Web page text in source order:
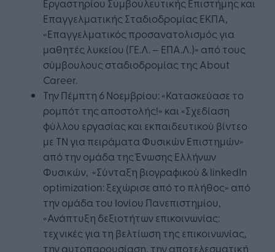
Εργαστηρίου Συμβουλευτικής Επιστήμης και
Επαγγελματικής Σταδιοδρομίας ΕΚΠΑ,
«Επαγγελματικός προσανατολισμός για
μαθητές λυκείου (ΓΕ.Λ. – ΕΠΑ.Λ.)» από τους
σύμβουλους σταδιοδρομίας της About
Career.
Την Πέμπτη 6 Νοεμβρίου: «Κατασκεύασε το
ρομπότ της αποστολής!» και «Σχεδίαση
φύλλου εργασίας και εκπαιδευτικού βίντεο
με ΤΝ για πειράματα Φυσικών Επιστημών»
από την ομάδα της Ένωσης Ελλήνων
Φυσικών, «Σύνταξη βιογραφικού & linkedIn
optimization: ξεχώρισε από το πλήθος» από
την ομάδα του Ιονίου Πανεπιστημίου,
«Ανάπτυξη δεξιοτήτων επικοινωνίας:
τεχνικές για τη βελτίωση της επικοινωνίας,
την αυτοπαρουσίαση, την αποτελεσματική